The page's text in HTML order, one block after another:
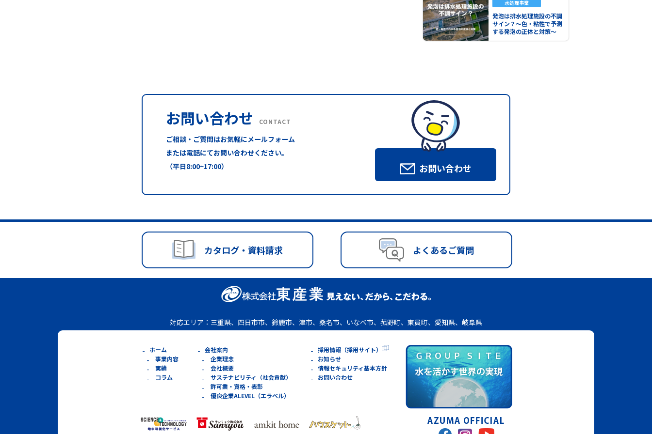
水処理事業
発泡は排水処理施設の不調
サイン？～色・粘性で予測
する発泡の正体と対策～
お問い合わせ CONTACT
ご相談・ご質問はお気軽にメールフォーム
または電話にてお問い合わせください。
（平日8:00~17:00）
お問い合わせ
カタログ・資料請求 よくあるご質問
対応エリア： 三重県、四日市市、鈴鹿市、津市、桑名市、いなべ市、菰野町、東員町、愛知県、岐阜県
ホーム
事業内容
実績
コラム
会社案内
企業理念
会社概要
サステナビリティ（社会貢献）
許可業・資格・表彰
優良企業ALEVEL（エラベル）
採用情報（採用サイト）
お知らせ
情報セキュリティ基本方針
お問い合わせ